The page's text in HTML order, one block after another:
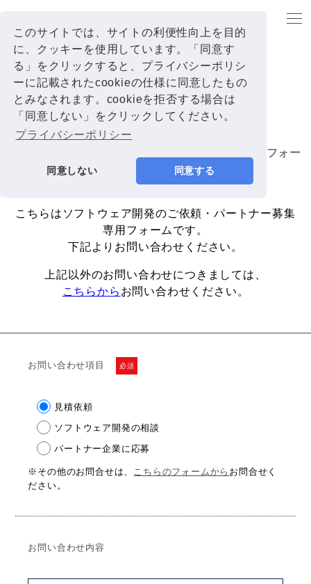
このサイトでは、サイトの利便性向上を目的
に、クッキーを使用しています。「同意す
る」をクリックすると、プライバシーポリシ
ーに記載されたcookieの仕様に同意したもの
とみなされます。cookieを拒否する場合は
「同意しない」をクリックしてください。
プライバシーポリシー
同意しない 同意する
CONTACT
ソフトウェア開発のご依頼・パートナー募集専用フォー
こちらはソフトウェア開発のご依頼・パートナー募集
専用フォームです。
下記よりお問い合わせください。
上記以外のお問い合わせにつきましては、
こちらから お問い合わせください。
お問い合わせ項目 必須
見積依頼
ソフトウェア開発の相談
パートナー企業に応募
※その他のお問合せは、 こちらのフォームから お問合せく
ださい。
お問い合わせ内容